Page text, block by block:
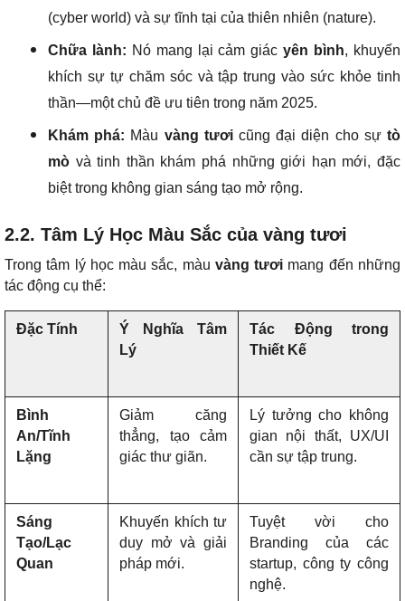
(cyber world) và sự tĩnh tại của thiên nhiên (nature).
Chữa lành: Nó mang lại cảm giácyên bình, khuyến
khích sự tự chăm sóc và tập trung vào sức khỏe tinh
thần—một chủ đề ưu tiên trong năm 2025.
Khám phá: Màu vàng tươicũng đại diện cho sựtò
mò và tinh thần khám phá những giới hạn mới, đặc
biệt trong không gian sáng tạo mở rộng.
2.2. Tâm Lý Học Màu Sắc của vàng tươi
Trong tâm lý học màu sắc, màu vàng tươi mang đến những
tác động cụ thể:
Đặc Tính
Ý Nghĩa Tâm
Lý
Tác Động trong
Thiết Kế
Bình
An/Tĩnh
Lặng
Giảm căng
thẳng, tạo cảm
giác thư giãn.
Lý tưởng cho không
gian nội thất, UX/UI
cần sự tập trung.
Sáng
Tạo/Lạc
Quan
Khuyến khích tư
duy mở và giải
pháp mới.
Tuyệt vời cho
Branding của các
startup, công ty công
nghệ.